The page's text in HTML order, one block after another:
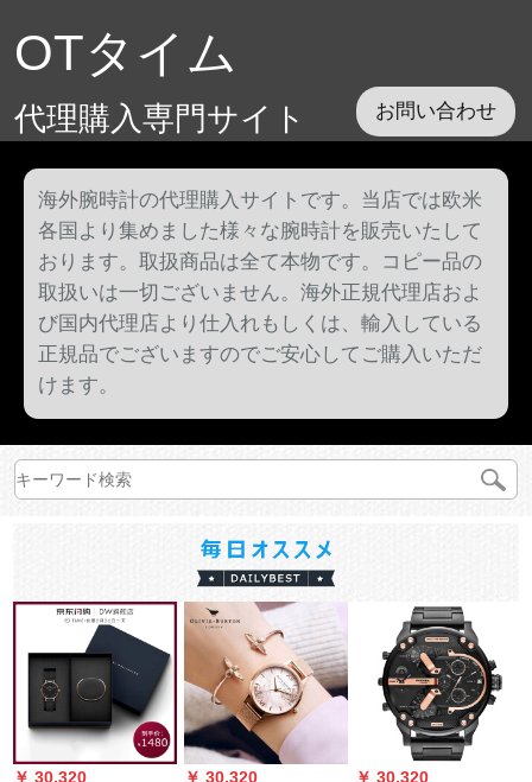
OTタイム
代理購入専門サイト お問い合わせ
海外腕時計の代理購入サイトです。当店では欧米
各国より集めました様々な腕時計を販売いたして
おります。取扱商品は全て本物です。コピー品の
取扱いは一切ございません。海外正規代理店およ
び国内代理店より仕入れもしくは、輸入している
正規品でございますのでご安心してご購入いただ
けます。
￥ 30,320
￥ 30,320
￥ 30,320